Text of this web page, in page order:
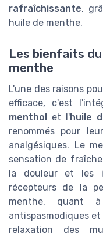
rafraîchissante,
huile de menthe.
Les bienfaits
menthe
L'une des raisons
efficace, c'est
menthol et l'huile
renommés pour
analgésiques. Le
sensation de
la douleur et les
récepteurs de la
menthe, quant
antispasmodiques
relaxation des